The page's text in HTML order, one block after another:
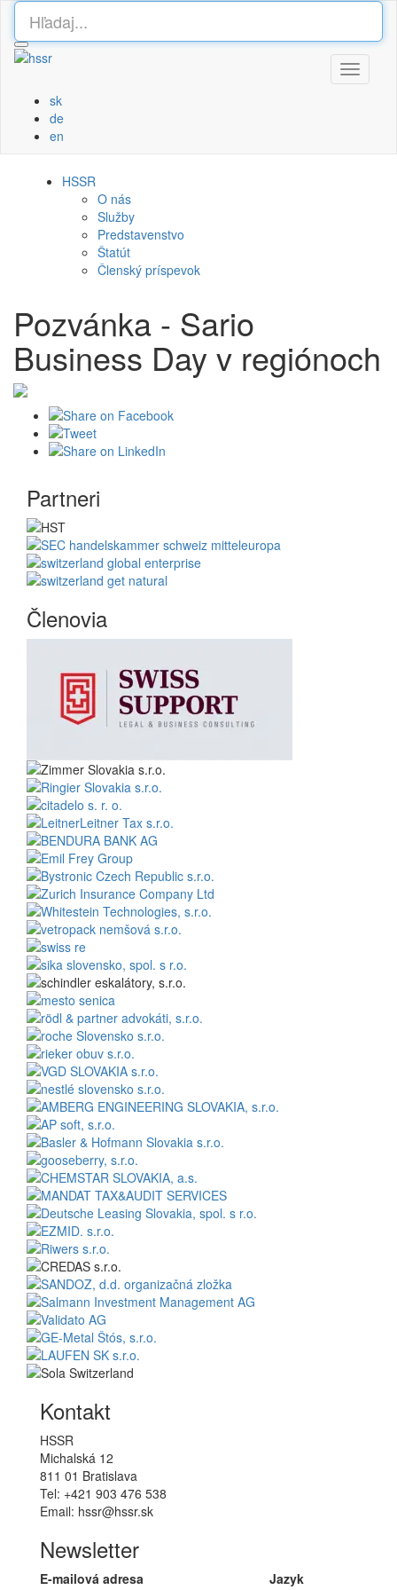
Toggle
sk
de
en
HSSR
O nás
Služby
Predstavenstvo
Štatút
Členský príspevok
Pozvánka - Sario
Business Day v regiónoch
Partneri
Členovia
Kontakt
HSSR
Michalská 12
811 01 Bratislava
Tel: +421 903 476 538
Email: hssr@hssr.sk
Newsletter
E-mailová adresa Jazyk